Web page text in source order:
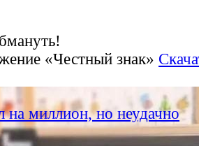
«Честный знак»
миллион, но неудачно